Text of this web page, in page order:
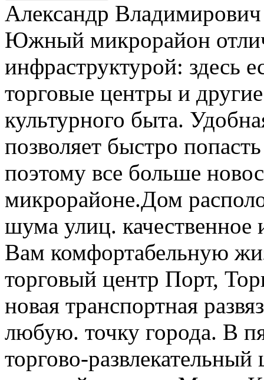
Александр Владимирович
Южный микрорайон
инфраструктурой: здесь
торговые центры и
культурного быта.
позволяет быстро
поэтому все больше
микрорайоне.Дом
шума улиц. качественное
Вам комфортабельную
торговый центр Порт,
новая транспортная
любую. точку города. В
торгово-